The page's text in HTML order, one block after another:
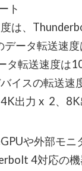
ト
は、
データ転送速
タ転送速度は
イスの転送
出力 x 2、
や外部モ
4対応の